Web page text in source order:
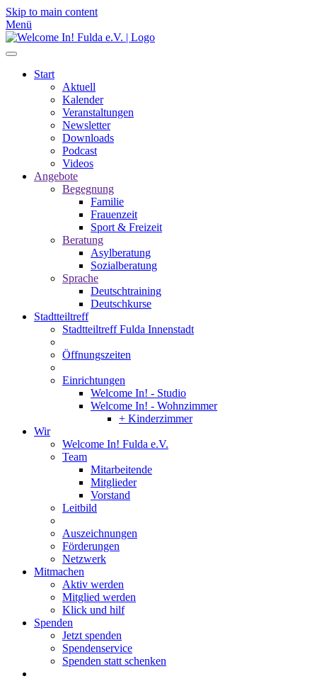
Skip to main content
Menü
Start
Aktuell
Kalender
Veranstaltungen
Newsletter
Downloads
Podcast
Videos
Angebote
Begegnung
Familie
Frauenzeit
Sport & Freizeit
Beratung
Asylberatung
Sozialberatung
Sprache
Deutschtraining
Deutschkurse
Stadtteiltreff
Stadtteiltreff Fulda Innenstadt
Öffnungszeiten
Einrichtungen
Welcome In! - Studio
Welcome In! - Wohnzimmer
+ Kinderzimmer
Wir
Welcome In! Fulda e.V.
Team
Mitarbeitende
Mitglieder
Vorstand
Leitbild
Auszeichnungen
Förderungen
Netzwerk
Mitmachen
Aktiv werden
Mitglied werden
Klick und hilf
Spenden
Jetzt spenden
Spendenservice
Spenden statt schenken